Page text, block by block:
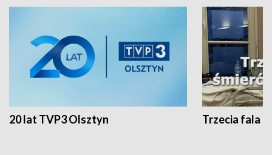
20 lat TVP3 Olsztyn Trzecia fala -